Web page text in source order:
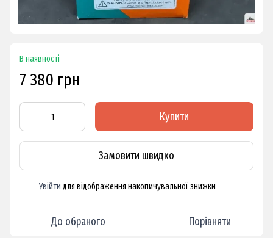
В наявності
7 380 грн
Купити
Замовити швидко
Увійти для відображення накопичувальної знижки
До обраного Порівняти